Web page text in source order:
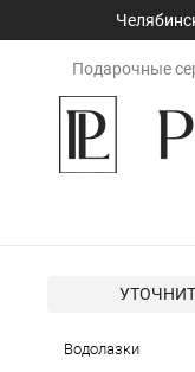
Подарочные
Водолазки